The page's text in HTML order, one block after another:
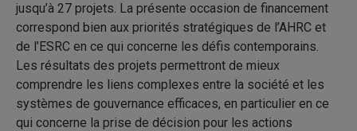
jusqu’à 27 projets. La présente occasion de financement
correspond bien aux priorités stratégiques de l’AHRC et
de l’ESRC en ce qui concerne les défis contemporains.
Les résultats des projets permettront de mieux
comprendre les liens complexes entre la société et les
systèmes de gouvernance efficaces, en particulier en ce
qui concerne la prise de décision pour les actions